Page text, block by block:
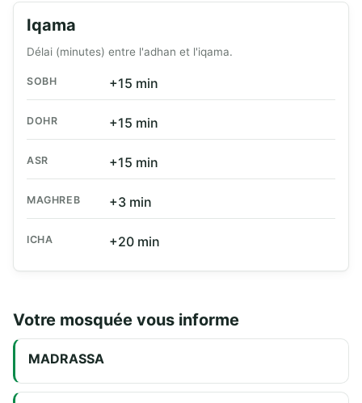
Iqama
Délai (minutes) entre l'adhan et l'iqama.
SOBH +15 min
DOHR +15 min
ASR +15 min
MAGHREB +3 min
ICHA +20 min
Votre mosquée vous informe
MADRASSA